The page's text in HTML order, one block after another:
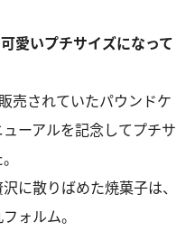
愛いプチサイズになって
売されていたパウンドケ
ーアルを記念してプチサ
に散りばめた焼菓子は、
ォルム。